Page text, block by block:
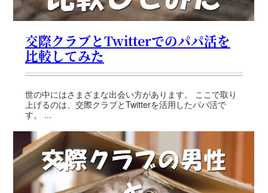
交際クラブとTwitterでのパパ活を
比較してみた
世の中にはさまざまな出会い方があります。 ここで取り
上げるのは、交際クラブとTwitterを活用したパパ活で
す。 ...